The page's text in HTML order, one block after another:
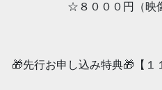
８０００円（映像配
🎁先行お申し込み特典🎁【１